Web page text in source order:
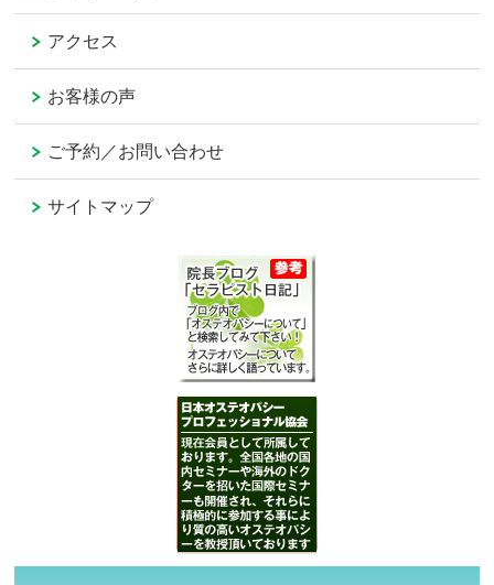
アクセス
お客様の声
ご予約／お問い合わせ
サイトマップ